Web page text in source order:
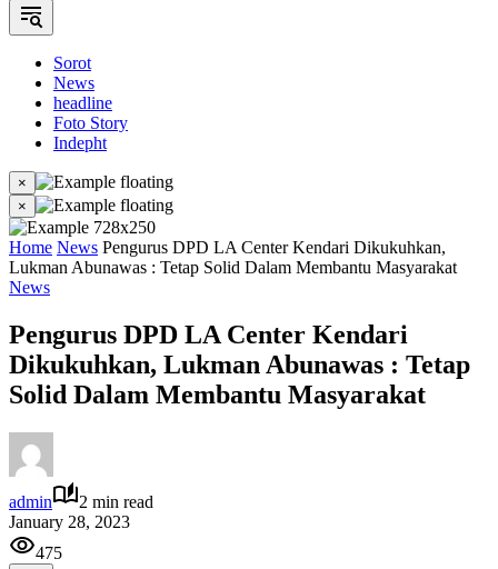
Sorot
News
headline
Foto Story
Indepht
×
×
Home News Pengurus DPD LA Center Kendari Dikukuhkan,
Lukman Abunawas : Tetap Solid Dalam Membantu Masyarakat
News
Pengurus DPD LA Center Kendari
Dikukuhkan, Lukman Abunawas : Tetap
Solid Dalam Membantu Masyarakat
admin
2 min read
January 28, 2023
475